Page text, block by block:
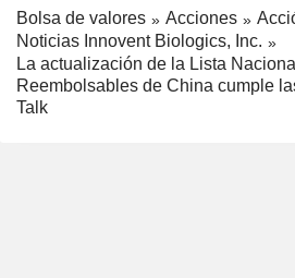
Bolsa de valores Acciones
Noticias Innovent Biologics, Inc.
La actualización de la Lista
Reembolsables de China cumple
Talk